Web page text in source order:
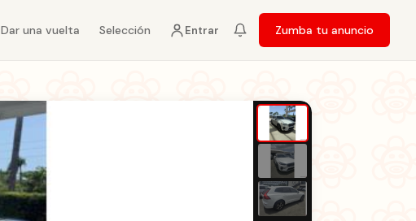
Dar una vuelta Selección Entrar Zumba tu anuncio